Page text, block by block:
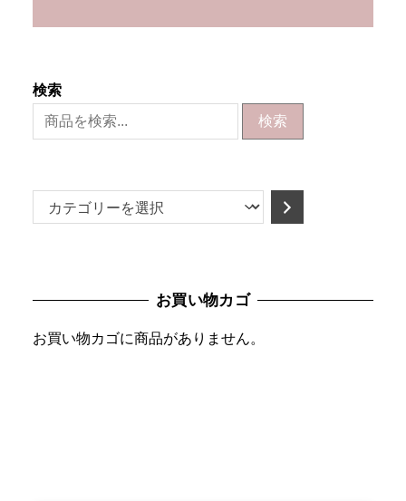
検索
検索
テ
ー
お買い物カゴ
お買い物カゴに商品がありません。